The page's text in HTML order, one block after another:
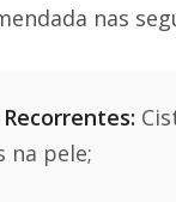
nas
na pele;